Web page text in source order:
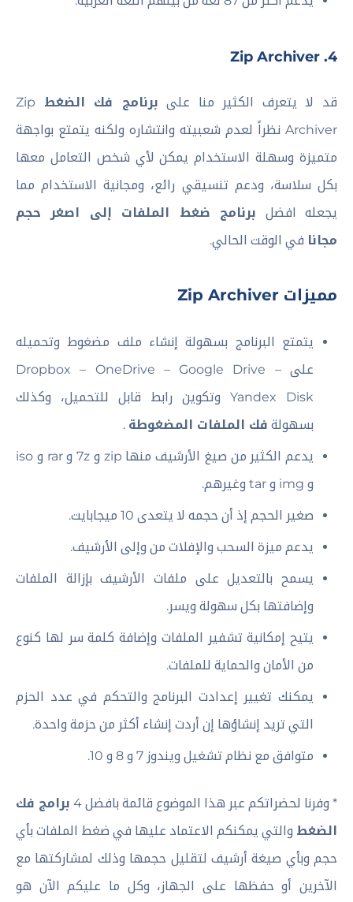
4. Zip Archiver
قد لا يتعرف الكثير منا على برنامج فك الضغط
Zip
Archiver نظراً لعدم شعبيته وانتشاره ولكنه يتمتع بواجهة
متميزة وسهلة الاستخدام يمكن لأي شخص التعامل معها
بكل سلاسة، ودعم تنسيقي رائع، ومجانية الاستخدام مما
يجعله افضل برنامج ضغط الملفات إلى اصغر حجم
مجانا في الوقت الحالي.
مميزات Zip Archiver
يتمتع البرنامج بسهولة إنشاء ملف مضغوط وتحميله
على Dropbox – OneDrive – Google Drive –
Yandex Disk وتكوين رابط قابل للتحميل، وكذلك
بسهولة فك الملفات المضغوطة .
يدعم الكثير من صيغ الأرشيف منها zip و 7z و rar و iso
و img و tar وغيرهم.
صغير الحجم إذ أن حجمه لا يتعدى 10 ميجابايت.
يدعم ميزة السحب والإفلات من وإلى الأرشيف.
يسمح بالتعديل على ملفات الأرشيف بإزالة الملفات
وإضافتها بكل سهولة ويسر.
يتيح إمكانية تشفير الملفات وإضافة كلمة سر لها كنوع
من الأمان والحماية للملفات.
يمكنك تغيير إعدادت البرنامج والتحكم في عدد الحزم
التي تريد إنشاؤها إن أردت إنشاء أكثر من حزمة واحدة.
متوافق مع نظام تشغيل ويندوز 7 و 8 و 10.
* وفرنا لحضراتكم عبر هذا الموضوع قائمة بافضل 4
برامج فك
الضغط والتي يمكنكم الاعتماد عليها في ضغط الملفات بأي
حجم وبأي صيغة أرشيف لتقليل حجمها وذلك لمشاركتها مع
الآخرين أو حفظها على الجهاز، وكل ما عليكم الآن هو